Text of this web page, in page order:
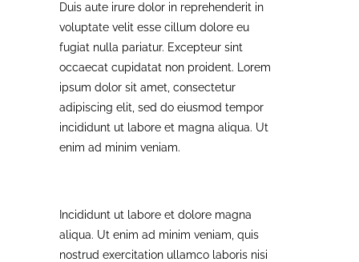
Duis aute irure dolor in reprehenderit in
voluptate velit esse cillum dolore eu
fugiat nulla pariatur. Excepteur sint
occaecat cupidatat non proident. Lorem
ipsum dolor sit amet, consectetur
adipiscing elit, sed do eiusmod tempor
incididunt ut labore et magna aliqua. Ut
enim ad minim veniam.
Incididunt ut labore et dolore magna
aliqua. Ut enim ad minim veniam, quis
nostrud exercitation ullamco laboris nisi